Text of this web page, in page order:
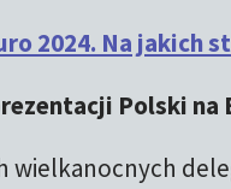
2024. Na jakich
Polski na
wielkanocnych